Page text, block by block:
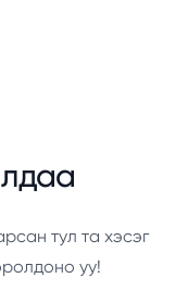
тул та хэсэг
уу!